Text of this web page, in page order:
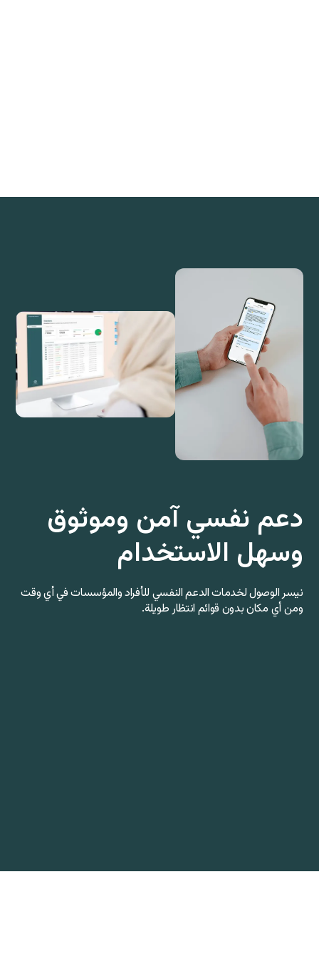
دعم نفسي آمن وموثوق
وسهل الاستخدام
نيسر الوصول لخدمات الدعم النفسي للأفراد والمؤسسات في أي وقت
ومن أي مكان بدون قوائم انتظار طويلة.